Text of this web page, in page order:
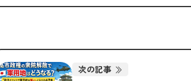
次の記事